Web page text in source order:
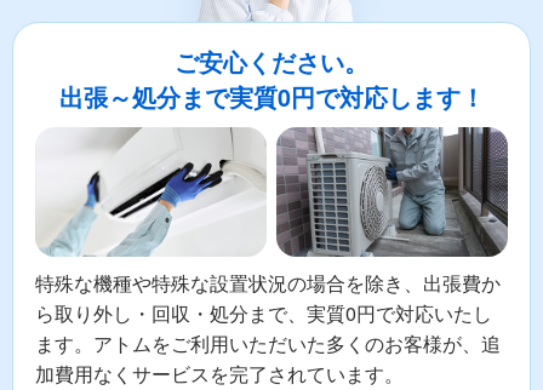
ご安心ください。
出張～処分まで実質0円で対応します！
特殊な機種や特殊な設置状況の場合を除き、出張費か
ら取り外し・回収・処分まで、実質0円で対応いたし
ます。アトムをご利用いただいた多くのお客様が、追
加費用なくサービスを完了されています。